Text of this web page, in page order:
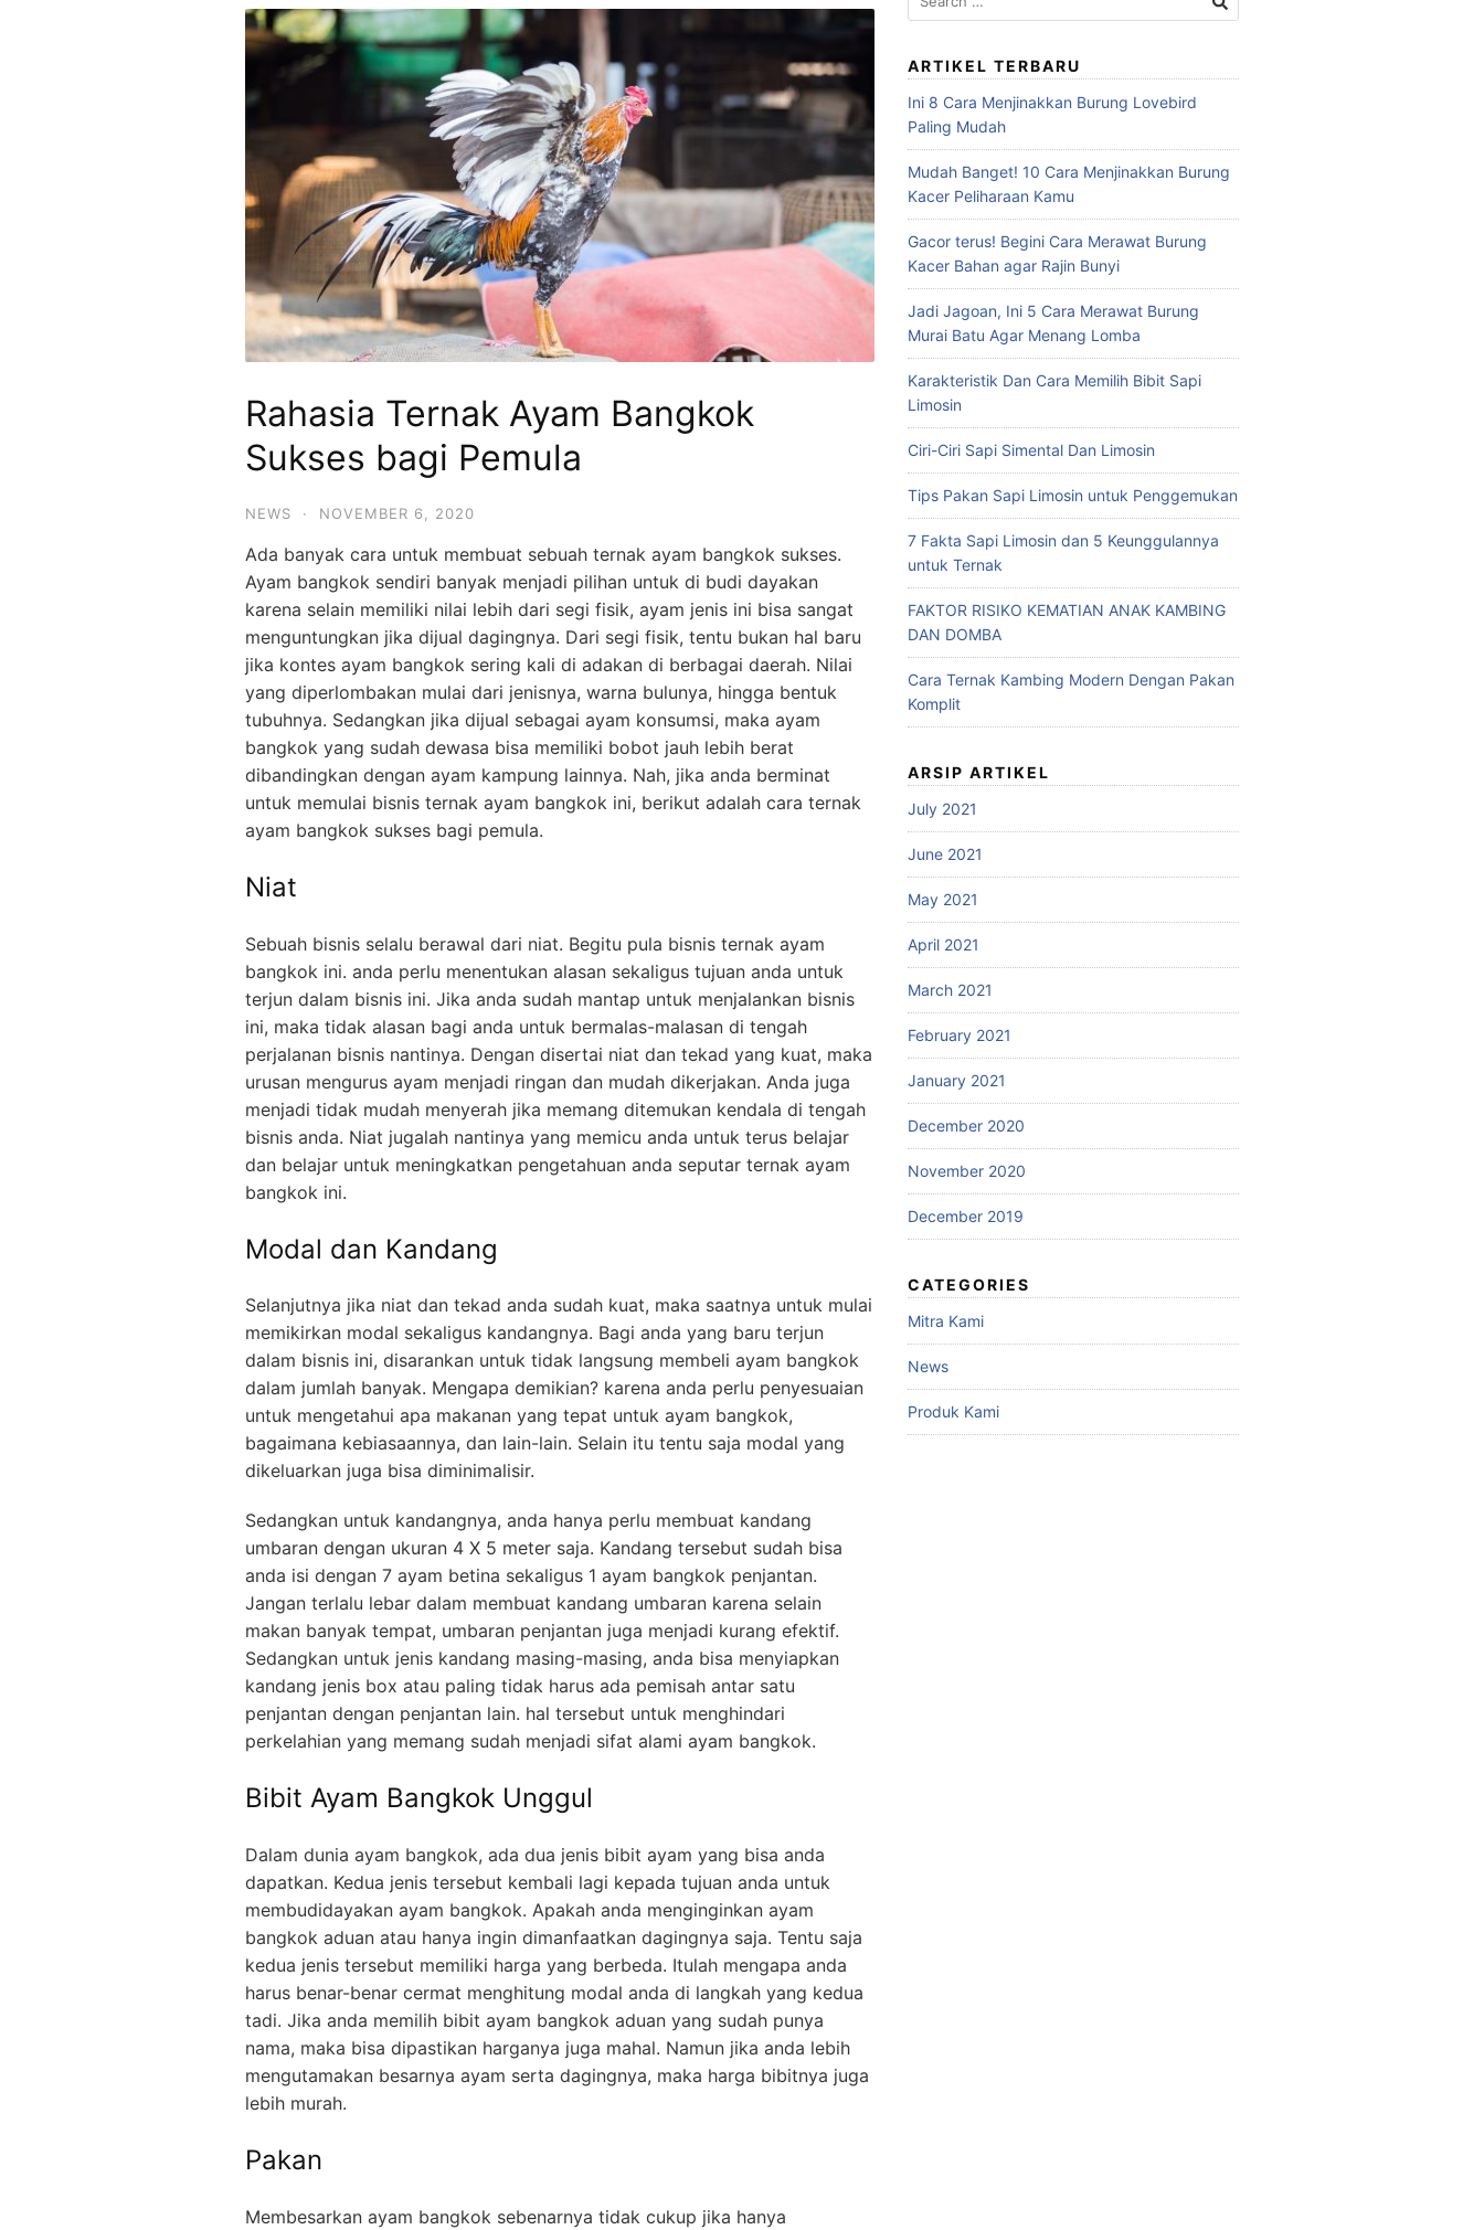
Rahasia Ternak Ayam Bangkok
Sukses bagi Pemula
NEWS · NOVEMBER 6, 2020
Ada banyak cara untuk membuat sebuah ternak ayam bangkok sukses.
Ayam bangkok sendiri banyak menjadi pilihan untuk di budi dayakan
karena selain memiliki nilai lebih dari segi fisik, ayam jenis ini bisa sangat
menguntungkan jika dijual dagingnya. Dari segi fisik, tentu bukan hal baru
jika kontes ayam bangkok sering kali di adakan di berbagai daerah. Nilai
yang diperlombakan mulai dari jenisnya, warna bulunya, hingga bentuk
tubuhnya. Sedangkan jika dijual sebagai ayam konsumsi, maka ayam
bangkok yang sudah dewasa bisa memiliki bobot jauh lebih berat
dibandingkan dengan ayam kampung lainnya. Nah, jika anda berminat
untuk memulai bisnis ternak ayam bangkok ini, berikut adalah cara ternak
ayam bangkok sukses bagi pemula.
Niat
Sebuah bisnis selalu berawal dari niat. Begitu pula bisnis ternak ayam
bangkok ini. anda perlu menentukan alasan sekaligus tujuan anda untuk
terjun dalam bisnis ini. Jika anda sudah mantap untuk menjalankan bisnis
ini, maka tidak alasan bagi anda untuk bermalas-malasan di tengah
perjalanan bisnis nantinya. Dengan disertai niat dan tekad yang kuat, maka
urusan mengurus ayam menjadi ringan dan mudah dikerjakan. Anda juga
menjadi tidak mudah menyerah jika memang ditemukan kendala di tengah
bisnis anda. Niat jugalah nantinya yang memicu anda untuk terus belajar
dan belajar untuk meningkatkan pengetahuan anda seputar ternak ayam
bangkok ini.
Modal dan Kandang
Selanjutnya jika niat dan tekad anda sudah kuat, maka saatnya untuk mulai
memikirkan modal sekaligus kandangnya. Bagi anda yang baru terjun
dalam bisnis ini, disarankan untuk tidak langsung membeli ayam bangkok
dalam jumlah banyak. Mengapa demikian? karena anda perlu penyesuaian
untuk mengetahui apa makanan yang tepat untuk ayam bangkok,
bagaimana kebiasaannya, dan lain-lain. Selain itu tentu saja modal yang
dikeluarkan juga bisa diminimalisir.
Sedangkan untuk kandangnya, anda hanya perlu membuat kandang
umbaran dengan ukuran 4 X 5 meter saja. Kandang tersebut sudah bisa
anda isi dengan 7 ayam betina sekaligus 1 ayam bangkok penjantan.
Jangan terlalu lebar dalam membuat kandang umbaran karena selain
makan banyak tempat, umbaran penjantan juga menjadi kurang efektif.
Sedangkan untuk jenis kandang masing-masing, anda bisa menyiapkan
kandang jenis box atau paling tidak harus ada pemisah antar satu
penjantan dengan penjantan lain. hal tersebut untuk menghindari
perkelahian yang memang sudah menjadi sifat alami ayam bangkok.
Bibit Ayam Bangkok Unggul
Dalam dunia ayam bangkok, ada dua jenis bibit ayam yang bisa anda
dapatkan. Kedua jenis tersebut kembali lagi kepada tujuan anda untuk
membudidayakan ayam bangkok. Apakah anda menginginkan ayam
bangkok aduan atau hanya ingin dimanfaatkan dagingnya saja. Tentu saja
kedua jenis tersebut memiliki harga yang berbeda. Itulah mengapa anda
harus benar-benar cermat menghitung modal anda di langkah yang kedua
tadi. Jika anda memilih bibit ayam bangkok aduan yang sudah punya
nama, maka bisa dipastikan harganya juga mahal. Namun jika anda lebih
mengutamakan besarnya ayam serta dagingnya, maka harga bibitnya juga
lebih murah.
Pakan
Membesarkan ayam bangkok sebenarnya tidak cukup jika hanya
for:
ARTIKEL TERBARU
Ini 8 Cara Menjinakkan Burung Lovebird
Paling Mudah
Mudah Banget! 10 Cara Menjinakkan Burung
Kacer Peliharaan Kamu
Gacor terus! Begini Cara Merawat Burung
Kacer Bahan agar Rajin Bunyi
Jadi Jagoan, Ini 5 Cara Merawat Burung
Murai Batu Agar Menang Lomba
Karakteristik Dan Cara Memilih Bibit Sapi
Limosin
Ciri-Ciri Sapi Simental Dan Limosin
Tips Pakan Sapi Limosin untuk Penggemukan
7 Fakta Sapi Limosin dan 5 Keunggulannya
untuk Ternak
FAKTOR RISIKO KEMATIAN ANAK KAMBING
DAN DOMBA
Cara Ternak Kambing Modern Dengan Pakan
Komplit
ARSIP ARTIKEL
July 2021
June 2021
May 2021
April 2021
March 2021
February 2021
January 2021
December 2020
November 2020
December 2019
CATEGORIES
Mitra Kami
News
Produk Kami